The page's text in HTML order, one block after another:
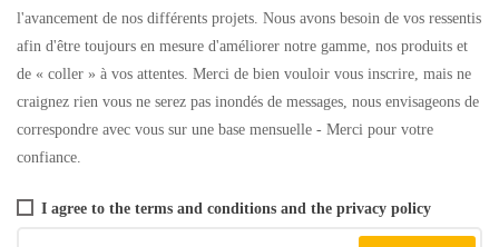
l'avancement de nos différents projets. Nous avons besoin de vos ressentis
afin d'être toujours en mesure d'améliorer notre gamme, nos produits et
de « coller » à vos attentes. Merci de bien vouloir vous inscrire, mais ne
craignez rien vous ne serez pas inondés de messages, nous envisageons de
correspondre avec vous sur une base mensuelle - Merci pour votre
confiance.
I agree to the terms and conditions and the privacy policy